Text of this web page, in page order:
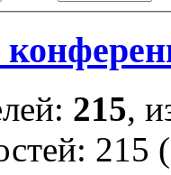
215,
215